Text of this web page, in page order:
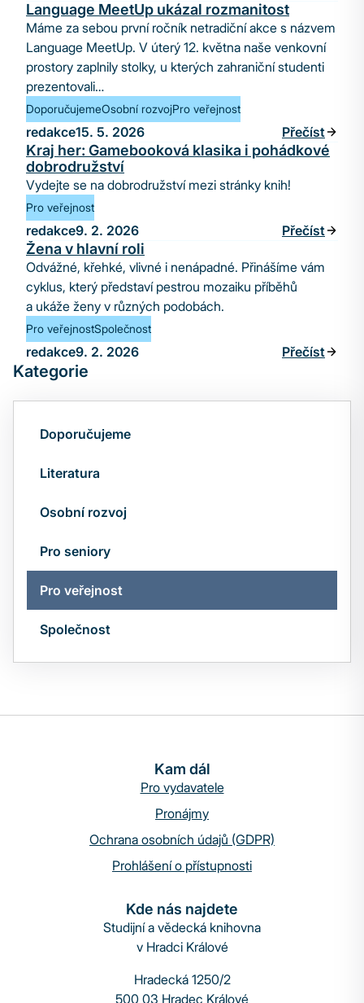
Language MeetUp ukázal rozmanitost
Máme za sebou první ročník netradiční akce s názvem
Language MeetUp. V úterý 12. května naše venkovní
prostory zaplnily stolky, u kterých zahraniční studenti
prezentovali…
DoporučujemeOsobní rozvojPro veřejnost
redakce15. 5. 2026 Přečíst
Kraj her: Gamebooková klasika i pohádkové
dobrodružství
Vydejte se na dobrodružství mezi stránky knih!
Pro veřejnost
redakce9. 2. 2026 Přečíst
Žena v hlavní roli
Odvážné, křehké, vlivné i nenápadné. Přinášíme vám
cyklus, který představí pestrou mozaiku příběhů
a ukáže ženy v různých podobách.
Pro veřejnostSpolečnost
redakce9. 2. 2026 Přečíst
Kategorie
Doporučujeme
Literatura
Osobní rozvoj
Pro seniory
Pro veřejnost
Společnost
Kam dál
Pro vydavatele
Pronájmy
Ochrana osobních údajů (GDPR)
Prohlášení o přístupnosti
Kde nás najdete
Studijní a vědecká knihovna
v Hradci Králové
Hradecká 1250/2
500 03 Hradec Králové